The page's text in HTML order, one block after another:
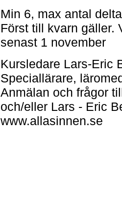
Min 6, max antal
Först till kvarn gäller.
senast 1 november
Kursledare Lars-Eric
Speciallärare,
Anmälan och frågor
och/eller Lars - Eric
www.allasinnen.se